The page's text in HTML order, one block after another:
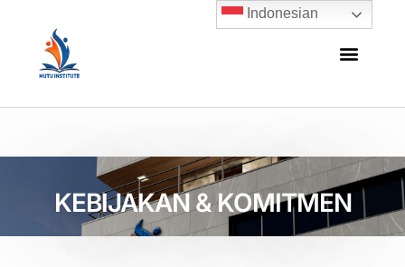
KEBIJAKAN & KOMITMEN
Indonesian